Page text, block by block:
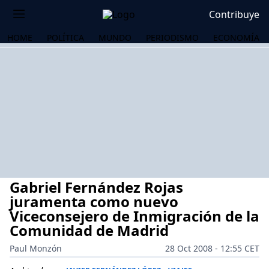
Contribuye
HOME POLÍTICA MUNDO PERIODISMO ECONOMÍA
Gabriel Fernández Rojas
juramenta como nuevo
Viceconsejero de Inmigración de la
Comunidad de Madrid
Paul Monzón
28 Oct 2008 - 12:55 CET